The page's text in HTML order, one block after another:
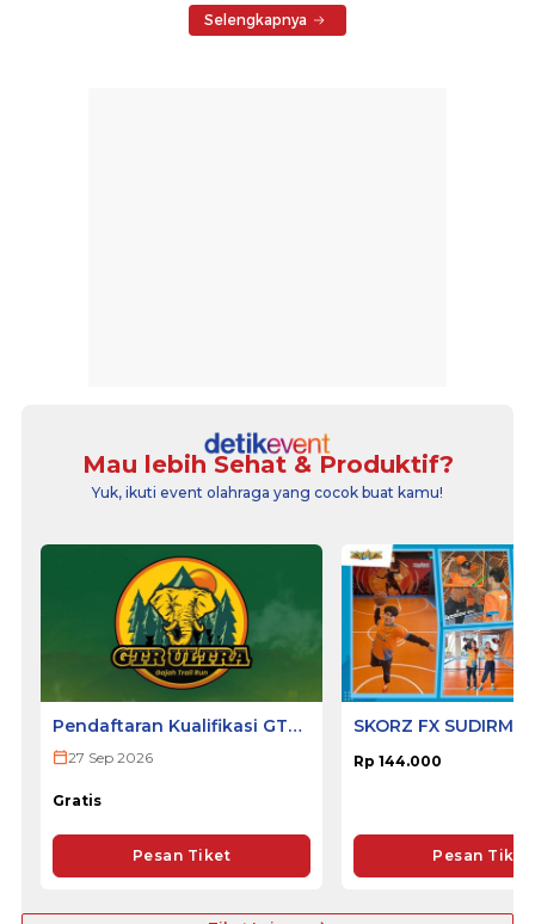
Selengkapnya
Mau lebih Sehat & Produktif?
Yuk, ikuti event olahraga yang cocok buat kamu!
Pendaftaran Kualifikasi GTR
ULTRA 2026
27 Sep 2026
Gratis
Pesan Tiket
SKORZ FX
Rp 144.000
Pesan Tiket